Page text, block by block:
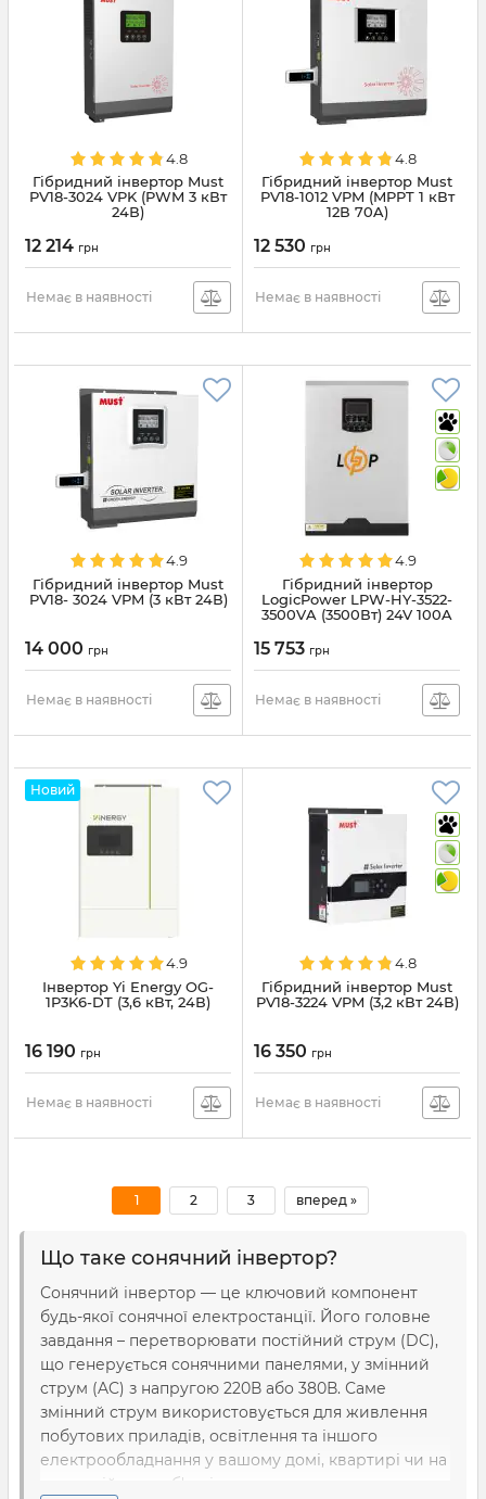
4.8
Гібридний інвертор Must
PV18-3024 VPK (PWM 3 кВт
24В)
12 214 грн
Немає в наявності
4.8
Гібридний інвертор Must
PV18-1012 VPM (MPPT 1 кВт
12В 70A)
12 530 грн
Немає в наявності
4.9
Гібридний інвертор Must
PV18- 3024 VPM (3 кВт 24В)
14 000 грн
Немає в наявності
4.9
Гібридний інвертор
LogicPower LPW-HY-3522-
3500VA (3500Вт) 24V 100A
15 753 грн
Немає в наявності
Новий
4.9
Інвертор Yi Energy OG-
1P3K6-DT (3,6 кВт, 24В)
16 190 грн
Немає в наявності
4.8
Гібридний інвертор Must
PV18-3224 VPM (3,2 кВт 24В)
16 350 грн
Немає в наявності
1 2 3 вперед »
Що таке сонячний інвертор?
Сонячний інвертор — це ключовий компонент
будь-якої сонячної електростанції. Його головне
завдання – перетворювати постійний струм (DC),
що генерується сонячними панелями, у змінний
струм (AC) з напругою 220В або 380В. Саме
змінний струм використовується для живлення
побутових приладів, освітлення та іншого
електрообладнання у вашому домі, квартирі чи на
комерційному об'єкті.